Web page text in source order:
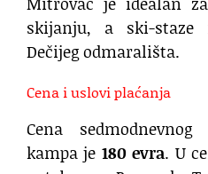
skijanju, a ski-
Dečijeg odmarališta.
Cena i uslovi plaćanja
Cena sedmodnevnog
kampa je 180 evra. U